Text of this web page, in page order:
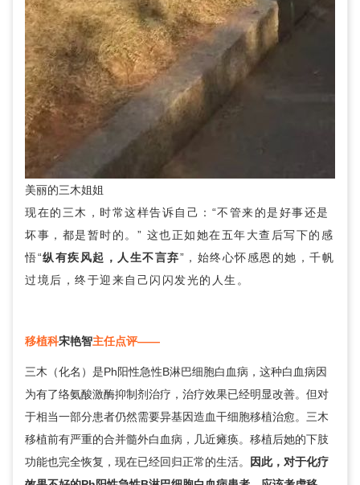
美丽的三木姐姐
现在的三木，时常这样告诉自己：“不管来的是好事还是
坏事，都是暂时的。” 这也正如她在五年大查后写下的感
悟“纵有疾风起，人生不言弃”，始终心怀感恩的她，千帆
过境后，终于迎来自己闪闪发光的人生。
移植科宋艳智主任点评——
三木（化名）是Ph阳性急性B淋巴细胞白血病，这种白血病因
为有了络氨酸激酶抑制剂治疗，治疗效果已经明显改善。但对
于相当一部分患者仍然需要异基因造血干细胞移植治愈。三木
移植前有严重的合并髓外白血病，几近瘫痪。移植后她的下肢
功能也完全恢复，现在已经回归正常的生活。
因此，对于化疗